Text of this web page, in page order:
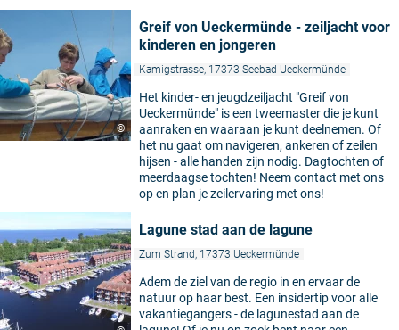
©
Greif von Ueckermünde - zeiljacht voor
kinderen en jongeren
Kamigstrasse, 17373 Seebad Ueckermünde
Het kinder- en jeugdzeiljacht "Greif von
Ueckermünde" is een tweemaster die je kunt
aanraken en waaraan je kunt deelnemen. Of
het nu gaat om navigeren, ankeren of zeilen
hijsen - alle handen zijn nodig. Dagtochten of
meerdaagse tochten! Neem contact met ons
op en plan je zeilervaring met ons!
Lagune stad aan de lagune
Zum Strand, 17373 Ueckermünde
Adem de ziel van de regio in en ervaar de
natuur op haar best. Een insidertip voor alle
vakantiegangers - de lagunestad aan de